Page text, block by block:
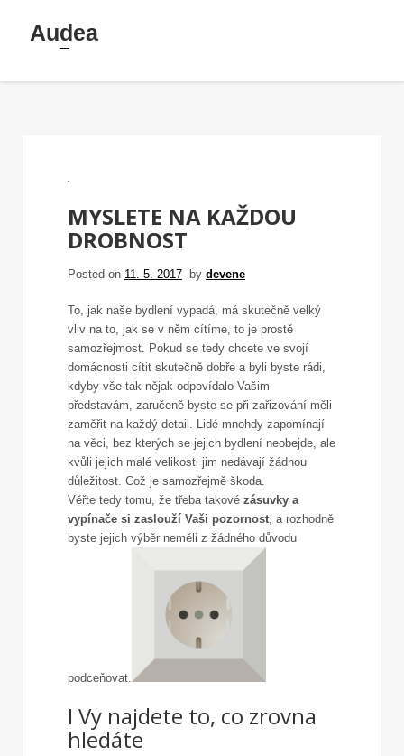
Audea
MYSLETE NA KAŽDOU
DROBNOST
Posted on 11. 5. 2017 by devene
To, jak naše bydlení vypadá, má skutečně velký
vliv na to, jak se v něm cítíme, to je prostě
samozřejmost. Pokud se tedy chcete ve svojí
domácnosti cítit skutečně dobře a byli byste rádi,
kdyby vše tak nějak odpovídalo Vašim
představám, zaručeně byste se při zařizování měli
zaměřit na každý detail. Lidé mnohdy zapomínají
na věci, bez kterých se jejich bydlení neobejde, ale
kvůli jejich malé velikosti jim nedávají žádnou
důležitost. Což je samozřejmě škoda.
Věřte tedy tomu, že třeba takové zásuvky a
vypínače si zaslouží Vaši pozornost, a rozhodně
byste jejich výběr neměli z žádného důvodu
podceňovat.
I Vy najdete to, co zrovna
hledáte